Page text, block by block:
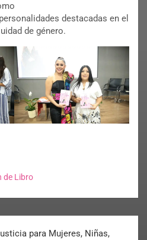
destacadas en el
de género.
de Libro
para Mujeres, Niñas,